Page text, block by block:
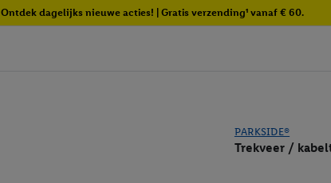
Ontdek dagelijks nieuwe acties! | Gratis verzending¹ vanaf € 60.
PARKSIDE®
Trekveer /